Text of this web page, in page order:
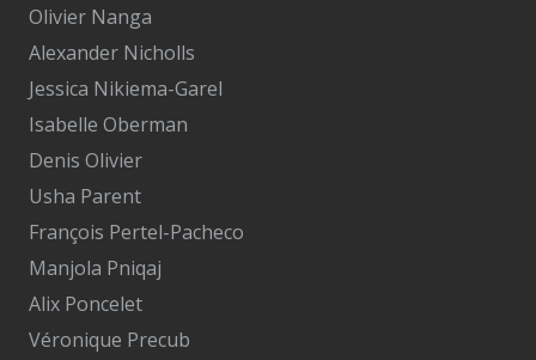
Olivier Nanga
Alexander Nicholls
Jessica Nikiema-Garel
Isabelle Oberman
Denis Olivier
Usha Parent
François Pertel-Pacheco
Manjola Pniqaj
Alix Poncelet
Véronique Precub